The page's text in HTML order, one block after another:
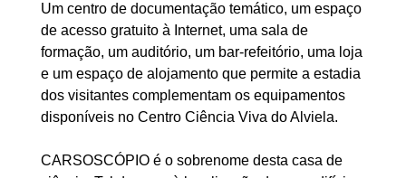
Um centro de documentação temático, um espaço
de acesso gratuito à Internet, uma sala de
formação, um auditório, um bar-refeitório, uma loja
e um espaço de alojamento que permite a estadia
dos visitantes complementam os equipamentos
disponíveis no Centro Ciência Viva do Alviela.
CARSOSCÓPIO é o sobrenome desta casa de